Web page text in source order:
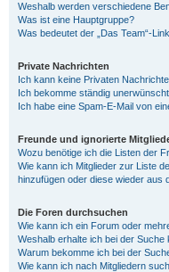
Weshalb werden verschiedene
Was ist eine Hauptgruppe?
Was bedeutet der „Das Team“-
Private Nachrichten
Ich kann keine Privaten
Ich bekomme ständig
Ich habe eine Spam-E-Mail von
Freunde und ignorierte
Wozu benötige ich die Listen der
Wie kann ich Mitglieder zur Liste
hinzufügen oder diese wieder aus
Die Foren durchsuchen
Wie kann ich ein Forum oder
Weshalb erhalte ich bei der Suche
Warum bekomme ich bei der
Wie kann ich nach Mitgliedern